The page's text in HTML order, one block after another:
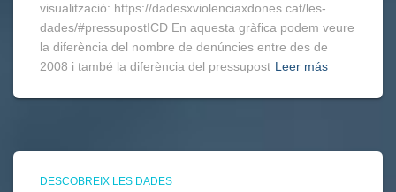
visualització: https://dadesxviolenciaxdones.cat/les-
dades/#pressupostICD En aquesta gràfica podem veure
la diferència del nombre de denúncies entre des de
2008 i també la diferència del pressupost Leer más
DESCOBREIX LES DADES